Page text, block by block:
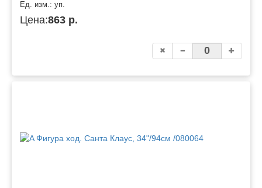
Ед. изм.: уп.
Цена:863 р.